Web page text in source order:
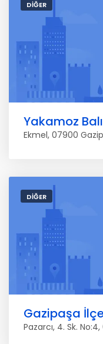
DIĞER
Yakamoz
Ekmel, 07900
DIĞER
Gazipaşa
Pazarcı, 4. Sk.